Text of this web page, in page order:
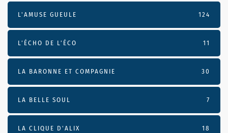
L'AMUSE GUEULE 124
L’ÉCHO DE L’ÉCO 11
LA BARONNE ET COMPAGNIE 30
LA BELLE SOUL 7
LA CLIQUE D'ALIX 18